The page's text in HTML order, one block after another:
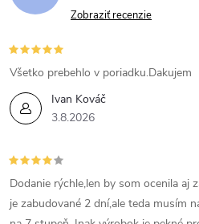
a
c
i
e
r
v
Zobraziť recenzie
Ivan Kováč
3.8.2026
Všetko prebehlo v poriadku.Dakujem
Dodanie rýchle,len by som ocenila aj
je zabudované 2 dní,ale teda musím